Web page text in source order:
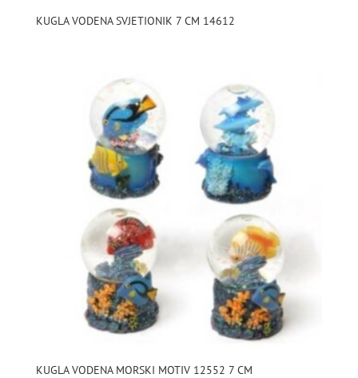
KUGLA VODENA SVJETIONIK 7 CM 14612
KUGLA VODENA MORSKI MOTIV 12552 7 CM